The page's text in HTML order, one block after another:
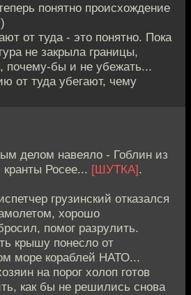
понятно происхождение
от туда - это понятно. Пока
не закрыла границы,
почему-бы и не убежать...
от туда убегают, чему
делом навеяло - Гоблин из
Росее... [ШУТКА].
грузинский отказался
хорошо
помог разрулить.
крышу понесло от
море кораблей НАТО...
на порог холоп готов
как бы не решились снова